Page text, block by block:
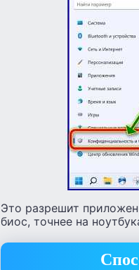
Это разрешит
биос, точнее на